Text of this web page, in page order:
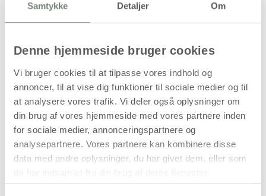
Samtykke Detaljer Om
Denne hjemmeside bruger cookies
Vi bruger cookies til at tilpasse vores indhold og
annoncer, til at vise dig funktioner til sociale medier og til
at analysere vores trafik. Vi deler også oplysninger om
din brug af vores hjemmeside med vores partnere inden
for sociale medier, annonceringspartnere og
analysepartnere. Vores partnere kan kombinere disse
data med andre oplysninger, du har givet dem, eller som
Kan først bestilles, når det igen er på lager
Bestillingsvare
Levering: Ikke på lager